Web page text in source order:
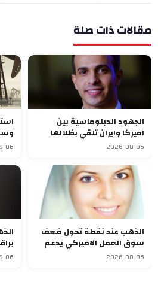
مقالات ذات صلة
الجهود الدبلوماسية بين
اميركا وايران تلقي بظلالها
غلى الاسواق العالمية
2026-08-06
06
الذهب عند نقطة تحول ضعف
سوق العمل الاميركي يدعم
الصعود
2026-08-06
06